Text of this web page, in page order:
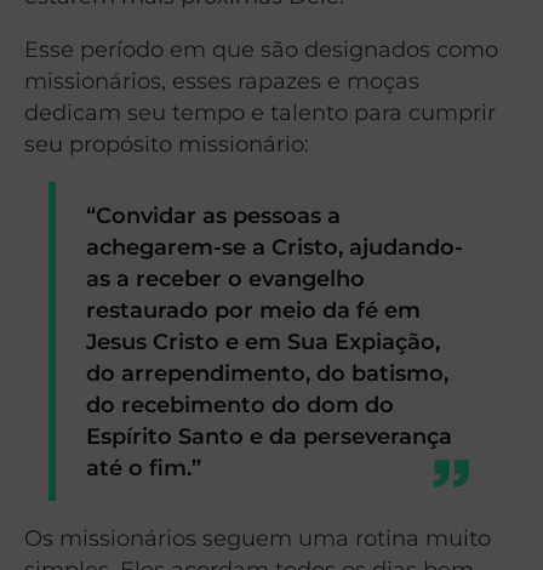
Esse período em que são designados como
missionários, esses rapazes e moças
dedicam seu tempo e talento para cumprir
seu propósito missionário:
“Convidar as pessoas a
achegarem-se a Cristo, ajudando-
as a receber o evangelho
restaurado por meio da fé em
Jesus Cristo e em Sua Expiação,
do arrependimento, do batismo,
do recebimento do dom do
Espírito Santo e da perseverança
até o fim.”
Os missionários seguem uma rotina muito